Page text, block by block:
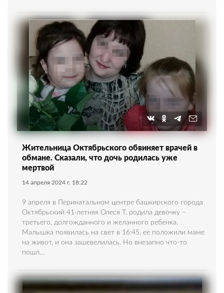
Жительница Октябрьского обвиняет врачей в
обмане. Сказали, что дочь родилась уже
мертвой
14 апреля 2024 г. 18:22
9 апреля в Перинатальном центре башкирского города
Октябрьский 41-летняя Олеся Т. родила девочку –
третьего, долгожданного и желанного ребенка.
Малышка появилась на свет в 16:45, ее положили маме
на живот, и она зашевелилась. Но внезапно что-то
пошл…